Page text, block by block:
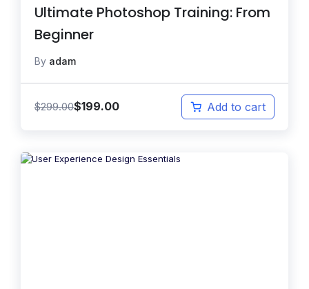
Ultimate Photoshop Training: From
Beginner
By adam
$299.00$199.00 Add to cart